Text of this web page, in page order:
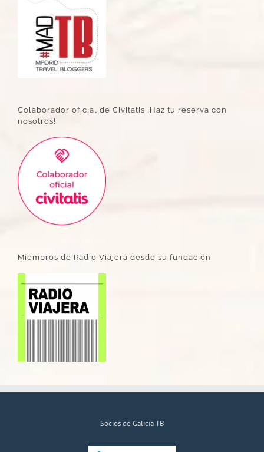
Colaborador oficial de Civitatis ¡Haz tu reserva con
nosotros!
Miembros de Radio Viajera desde su fundación
Socios de Galicia TB